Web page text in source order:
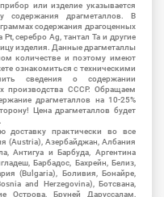
или изделие указывается
содержания драгметаллов. В
содержания драгоценных
серебро Ag, тантал Ta и другие
изделия. Данные драгметаллы
количестве и поэтому имеют
ознакомиться с техническими
сведения о содержании
производства СССР. Обращаем
драгметаллов на 10-25%
Цена драгметаллов будет
доставку практически во все
(Austria), Азербайджан, Албания
Антигуа и Барбуда, Аргентина
Барбадос, Бахрейн, Белиз,
(Bulgaria), Боливия, Бонайре,
and Herzegovina), Ботсвана,
Острова, Бруней Даруссалам,